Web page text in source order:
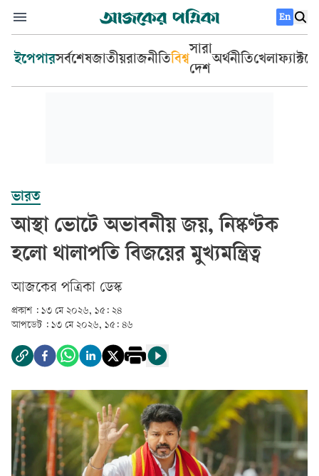
En
ইপেপারসর্বশেষজাতীয়রাজনীতিবিশ্ব
সারা
দেশ
অর্থনীতিখেলা
ভারত
আস্থা ভোটে অভাবনীয় জয়, নিষ্কণ্টক
হলো থালাপতি বিজয়ের মুখ্যমন্ত্রিত্ব
আজকের পত্রিকা ডেস্ক­
প্রকাশ : ১৩ মে ২০২৬, ১৫: ২৪
আপডেট : ১৩ মে ২০২৬, ১৫: ৪৬